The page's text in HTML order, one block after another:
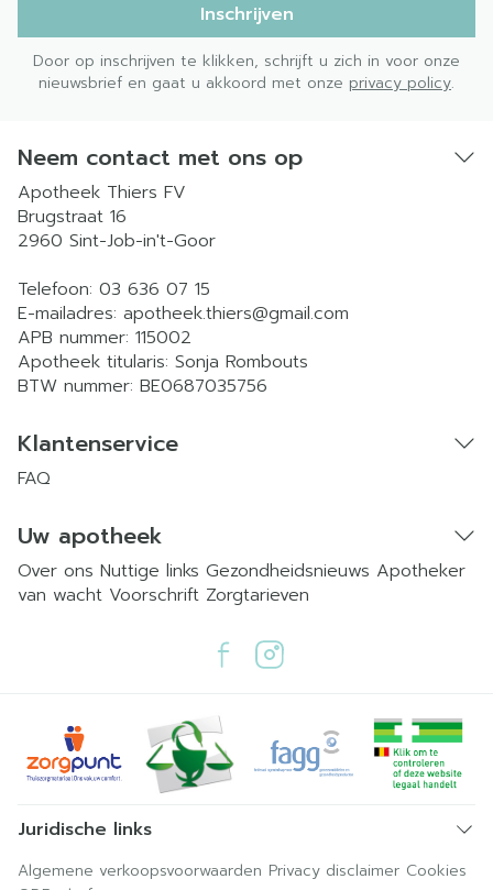
Inschrijven
Door op inschrijven te klikken, schrijft u zich in voor onze
nieuwsbrief en gaat u akkoord met onze privacy policy.
Neem contact met ons op
Apotheek Thiers FV
Brugstraat 16
2960 Sint-Job-in't-Goor
Telefoon: 03 636 07 15
E-mailadres: apotheek.thiers@gmail.com
APB nummer: 115002
Apotheek titularis: Sonja Rombouts
BTW nummer: BE0687035756
Klantenservice
FAQ
Uw apotheek
Over ons Nuttige links Gezondheidsnieuws Apotheker
van wacht Voorschrift Zorgtarieven
Juridische links
Algemene verkoopsvoorwaarden Privacy disclaimer Cookies